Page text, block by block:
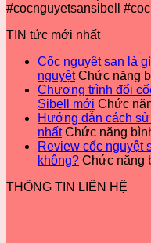
#cocnguyetsansibell
TIN tức mới nhất
Cốc nguyệt san là
nguyệt Chức năng
Chương trình đổi
Sibell mới Chức
Hướng dẫn cách
nhất Chức năng
Review cốc nguyệt
không? Chức năng
THÔNG TIN LIÊN HỆ